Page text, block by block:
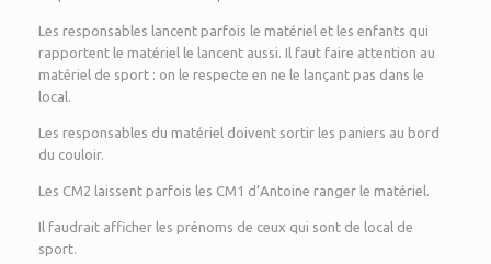
Les responsables lancent parfois le matériel et les enfants qui
rapportent le matériel le lancent aussi. Il faut faire attention au
matériel de sport : on le respecte en ne le lançant pas dans le
local.
Les responsables du matériel doivent sortir les paniers au bord
du couloir.
Les CM2 laissent parfois les CM1 d’Antoine ranger le matériel.
Il faudrait afficher les prénoms de ceux qui sont de local de
sport.